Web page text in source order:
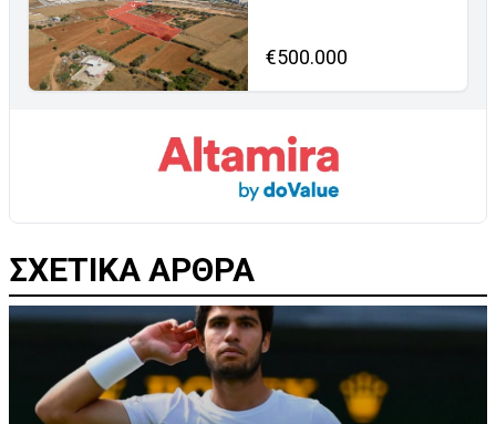
€500.000
ΣΧΕΤΙΚΑ ΑΡΘΡΑ